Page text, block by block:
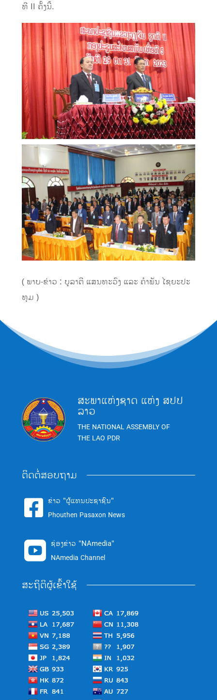
ທີ II ຄັ້ງນີ້.
( ພາບ-ຂ່າວ : ບູລາຕີ ແສນທະວົງ ແລະ ຄໍາພັນ ໄຊຍະປະ
ທຸມ )
ສະພາແຫ່ງຊາດ ແຫ່ງ ສປປ
ລາວ
THE NATIONAL ASSEMBLY OF
THE LAO PDR
ຕິດຕໍ່ສອບຖາມ
 ຂ່າວ "ຜູ້ແທນປະຊາຊົນ"
Phouthen Pasaxon News
 ຊ່ອງຂ່າວ "NAmedia"
NAmedia Channel
ສະຖິຕິຜູ້ເຂົ້າໃຊ້